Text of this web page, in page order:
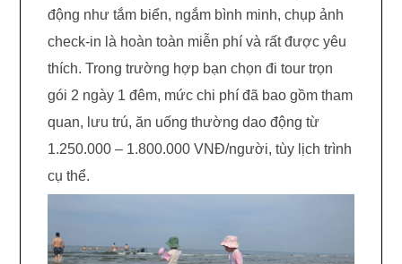
động như tắm biển, ngắm bình minh, chụp ảnh
check-in là hoàn toàn miễn phí và rất được yêu
thích. Trong trường hợp bạn chọn đi tour trọn
gói 2 ngày 1 đêm, mức chi phí đã bao gồm tham
quan, lưu trú, ăn uống thường dao động từ
1.250.000 – 1.800.000 VNĐ/người, tùy lịch trình
cụ thể.